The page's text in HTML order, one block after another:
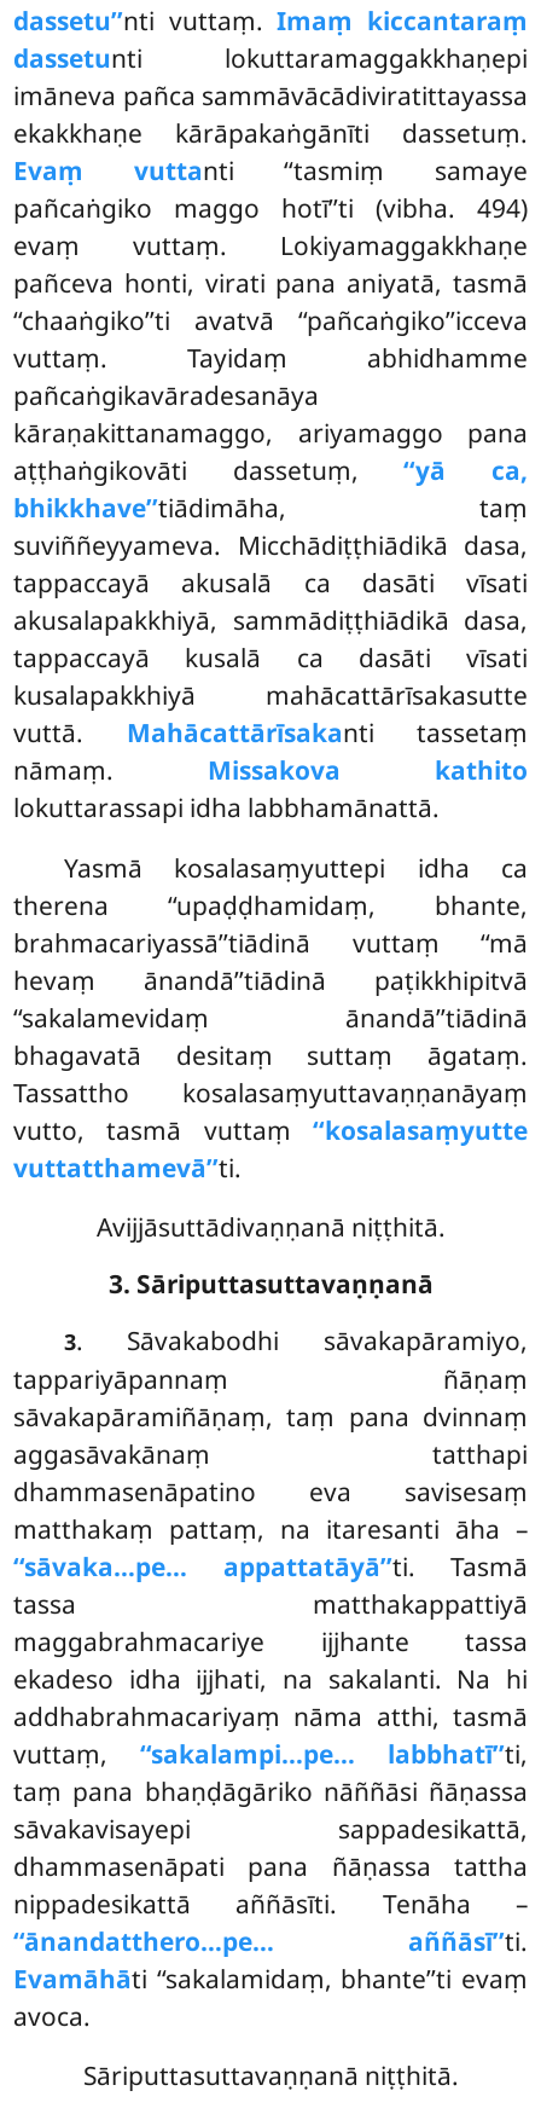
dassetu’’nti vuttaṃ.Imaṃ kiccantaraṃ
dassetunti lokuttaramaggakkhaṇepi
imāneva pañca sammāvācādiviratittayassa
ekakkhaṇe kārāpakaṅgānīti dassetuṃ.
Evaṃ vuttanti ‘‘tasmiṃ samaye
pañcaṅgiko maggo hotī’’ti (vibha. 494)
evaṃ vuttaṃ. Lokiyamaggakkhaṇe
pañceva honti, virati pana aniyatā, tasmā
‘‘chaaṅgiko’’ti avatvā ‘‘pañcaṅgiko’’icceva
vuttaṃ. Tayidaṃ abhidhamme
pañcaṅgikavāradesanāya
kāraṇakittanamaggo, ariyamaggo pana
aṭṭhaṅgikovāti dassetuṃ,‘‘yā ca,
bhikkhave’’tiādimāha, taṃ
suviññeyyameva. Micchādiṭṭhiādikā dasa,
tappaccayā akusalā ca dasāti vīsati
akusalapakkhiyā, sammādiṭṭhiādikā dasa,
tappaccayā kusalā ca dasāti vīsati
kusalapakkhiyā mahācattārīsakasutte
vuttā. Mahācattārīsakanti tassetaṃ
nāmaṃ. Missakova kathito
lokuttarassapi idha labbhamānattā.
Yasmā kosalasaṃyuttepi idha ca
therena ‘‘upaḍḍhamidaṃ, bhante,
brahmacariyassā’’tiādinā vuttaṃ ‘‘mā
hevaṃ ānandā’’tiādinā paṭikkhipitvā
‘‘sakalamevidaṃ ānandā’’tiādinā
bhagavatā desitaṃ suttaṃ āgataṃ.
Tassattho kosalasaṃyuttavaṇṇanāyaṃ
vutto, tasmā vuttaṃ ‘‘kosalasaṃyutte
vuttatthamevā’’ti.
Avijjāsuttādivaṇṇanā niṭṭhitā.
3. Sāriputtasuttavaṇṇanā
3. Sāvakabodhi sāvakapāramiyo,
tappariyāpannaṃ ñāṇaṃ
sāvakapāramiñāṇaṃ, taṃ pana dvinnaṃ
aggasāvakānaṃ tatthapi
dhammasenāpatino eva savisesaṃ
matthakaṃ pattaṃ, na itaresanti āha –
‘‘sāvaka…pe… appattatāyā’’ti. Tasmā
tassa matthakappattiyā
maggabrahmacariye ijjhante tassa
ekadeso idha ijjhati, na sakalanti. Na hi
addhabrahmacariyaṃ nāma atthi, tasmā
vuttaṃ, ‘‘sakalampi…pe… labbhatī’’ti,
taṃ pana bhaṇḍāgāriko nāññāsi ñāṇassa
sāvakavisayepi sappadesikattā,
dhammasenāpati pana ñāṇassa tattha
nippadesikattā aññāsīti. Tenāha –
‘‘ānandatthero…pe… aññāsī’’ti.
Evamāhāti ‘‘sakalamidaṃ, bhante’’ti evaṃ
avoca.
Sāriputtasuttavaṇṇanā niṭṭhitā.